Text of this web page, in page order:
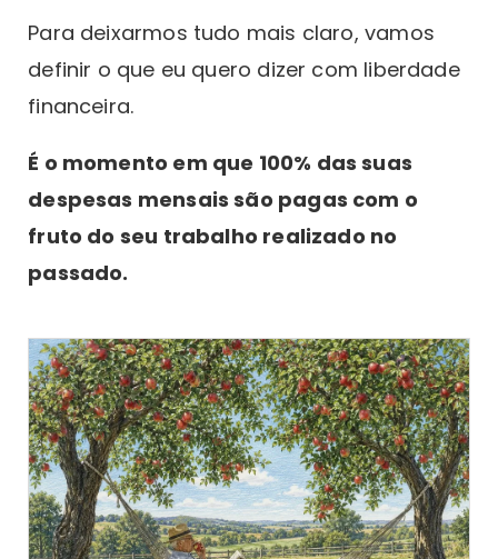
Para deixarmos tudo mais claro, vamos
definir o que eu quero dizer com liberdade
financeira.
É o momento em que 100% das suas
despesas mensais são pagas com o
fruto do seu trabalho realizado no
passado.